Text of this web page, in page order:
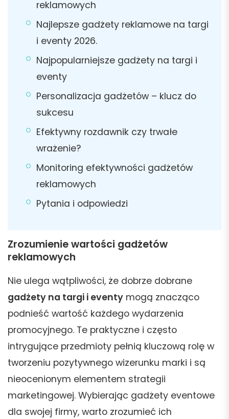
reklamowych
Najlepsze gadżety reklamowe na targi
i eventy 2026.
Najpopularniejsze gadżety na targi i
eventy
Personalizacja gadżetów – klucz do
sukcesu
Efektywny rozdawnik czy trwałe
wrażenie?
Monitoring efektywności gadżetów
reklamowych
Pytania i odpowiedzi
Zrozumienie wartości gadżetów
reklamowych
Nie ulega wątpliwości, że dobrze dobrane
gadżety na targi i eventy mogą znacząco
podnieść wartość każdego wydarzenia
promocyjnego. Te praktyczne i często
intrygujące przedmioty pełnią kluczową rolę w
tworzeniu pozytywnego wizerunku marki i są
nieocenionym elementem strategii
marketingowej. Wybierając gadżety eventowe
dla swojej firmy, warto zrozumieć ich